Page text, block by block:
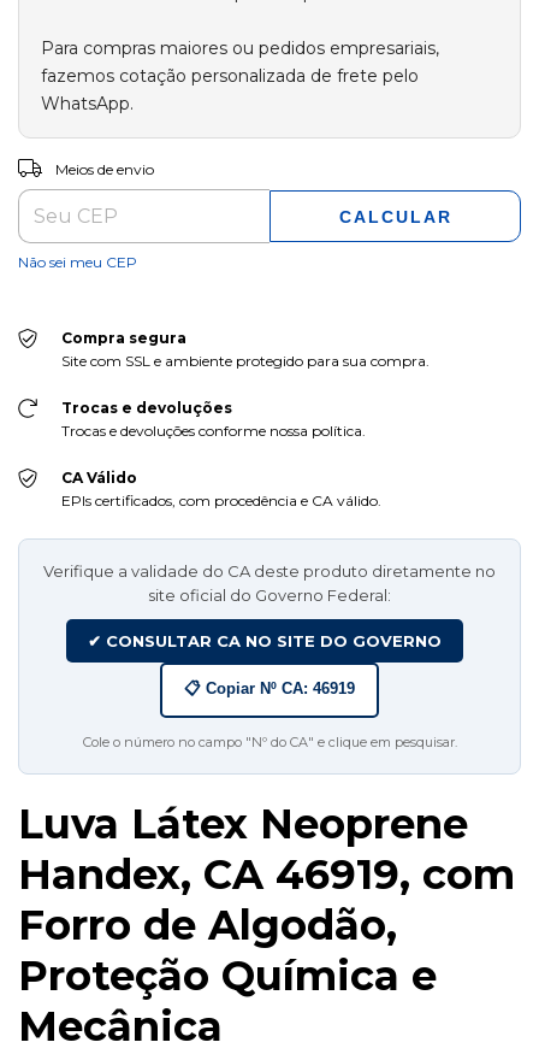
Entregas para o CEP:
Meios de envio
CALCULAR
Não sei meu CEP
Compra segura
Site com SSL e ambiente protegido para sua compra.
Trocas e devoluções
Trocas e devoluções conforme nossa política.
CA Válido
EPIs certificados, com procedência e CA válido.
Verifique a validade do CA deste produto diretamente no
site oficial do Governo Federal:
✔ CONSULTAR CA NO SITE DO GOVERNO
📋 Copiar Nº CA: 46919
Cole o número no campo "Nº do CA" e clique em pesquisar.
Luva Látex Neoprene
Handex, CA 46919, com
Forro de Algodão,
Proteção Química e
Mecânica